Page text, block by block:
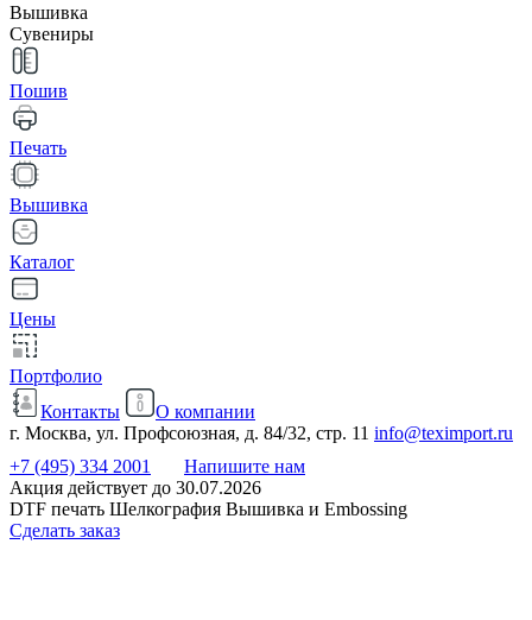
Вышивка
Сувениры
Пошив
Печать
Вышивка
Каталог
Цены
Портфолио
Контакты
О компании
г. Москва, ул. Профсоюзная, д. 84/32, стр. 11 info@teximport.ru
+7 (495) 334 2001
Напишите нам
Акция действует до 30.07.2026
DTF печать Шелкография Вышивка и Embossing
Сделать заказ